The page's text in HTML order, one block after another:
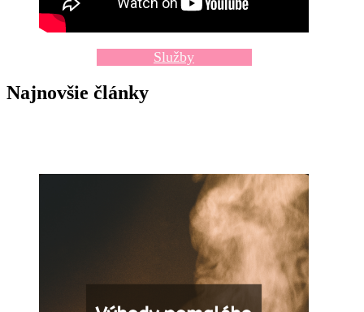
Služby
Najnovšie články